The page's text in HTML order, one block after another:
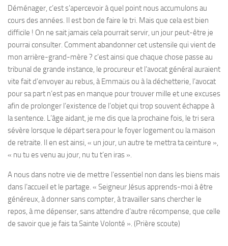
Déménager, c’est s’apercevoir à quel point nous accumulons au
cours des années. Il est bon de faire le tri. Mais que cela est bien
difficile ! On ne sait jamais cela pourrait servir, un jour peut-être je
pourrai consulter. Comment abandonner cet ustensile qui vient de
mon arrière-grand-mère ? c’est ainsi que chaque chose passe au
tribunal de grande instance, le procureur et l’avocat général auraient
vite fait d’envoyer au rebus, à Emmaüs ou à la déchetterie, l’avocat
pour sa part n’est pas en manque pour trouver mille et une excuses
afin de prolonger l’existence de l’objet qui trop souvent échappe à
la sentence. L’âge aidant, je me dis que la prochaine fois, le tri sera
sévère lorsque le départ sera pour le foyer logement ou la maison
de retraite. Il en est ainsi, « un jour, un autre te mettra ta ceinture »,
« nu tu es venu au jour, nu tu t’en iras ».
A nous dans notre vie de mettre l’essentiel non dans les biens mais
dans l’accueil et le partage. « Seigneur Jésus apprends-moi à être
généreux, à donner sans compter, à travailler sans chercher le
repos, à me dépenser, sans attendre d’autre récompense, que celle
de savoir que je fais ta Sainte Volonté ». (Prière scoute)